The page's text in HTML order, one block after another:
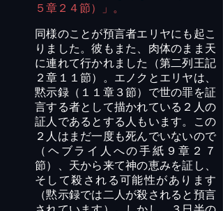
５章２４節）」。
同様のことが預言者エリヤにも起こ
りました。彼もまた、肉体のまま天
に連れて行かれました（第二列王記
２章１１節）。エノクとエリヤは、
黙示録（１１章３節）で世の罪を証
言する者として描かれている２人の
証人であるとする人もいます。この
２人はまだ一度も死んでいないので
（ヘブライ人への手紙９章２７
節）、天から来て神の恵みを証し、
そして殺される可能性があります
（黙示録では二人が殺されると預言